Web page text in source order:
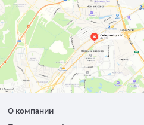
О компании